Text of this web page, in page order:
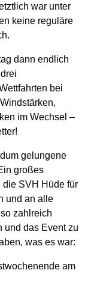
war unter
keine reguläre
dann endlich
bei
im Wechsel –
gelungene
großes
die SVH Hüde für
und an alle
zahlreich
und das Event zu
was es war:
am